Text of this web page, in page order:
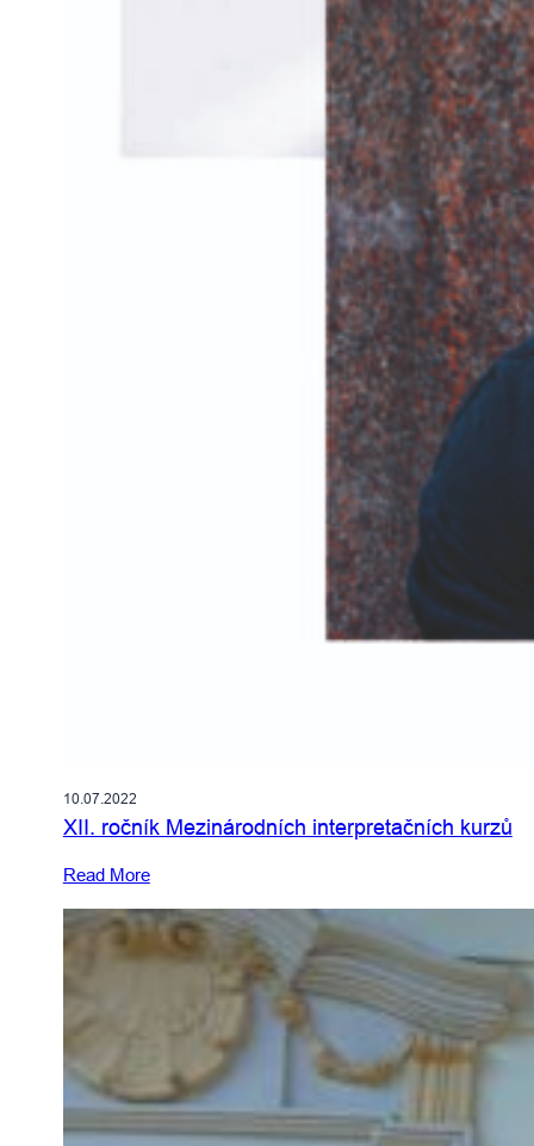
10.07.2022
XII. ročník Mezinárodních interpretačních kurzů
Read More